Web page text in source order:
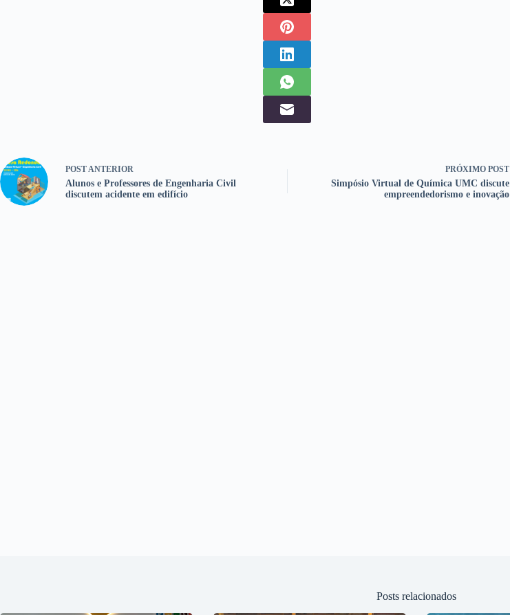
POSTANTERIOR
Alunos e Professores de Engenharia Civil
discutem acidente em edifício
PRÓXIMO POST
Simpósio Virtual de Química UMC discute
empreendedorismo e inovação
Posts relacionados